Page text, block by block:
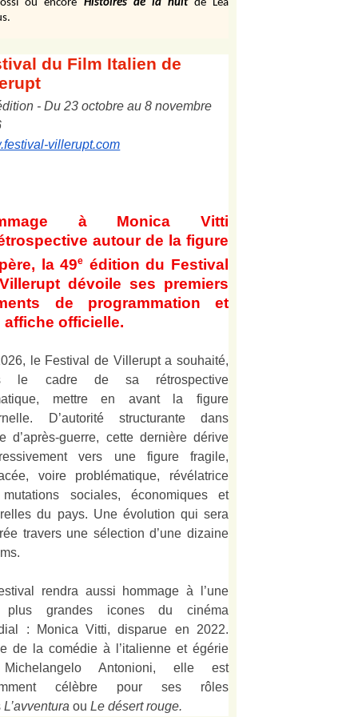
ou encore Histoires de la nuit de Léa
du Film Italien de
- Du 23 octobre au 8 novembre
villerupt.com
à Monica Vitti
autour de la figure
la 49e édition du Festival
dévoile ses premiers
de programmation et
affiche officielle.
le Festival de Villerupt a souhaité,
le cadre de sa rétrospective
mettre en avant la figure
D’autorité structurante dans
d’après-guerre, cette dernière dérive
vers une figure fragile,
voire problématique, révélatrice
sociales, économiques et
du pays. Une évolution qui sera
travers une sélection d’une dizaine
rendra aussi hommage à l’une
plus grandes icones du cinéma
: Monica Vitti, disparue en 2022.
de la comédie à l’italienne et égérie
Antonioni, elle est
célèbre pour ses rôles
L’avventura ou Le désert rouge.